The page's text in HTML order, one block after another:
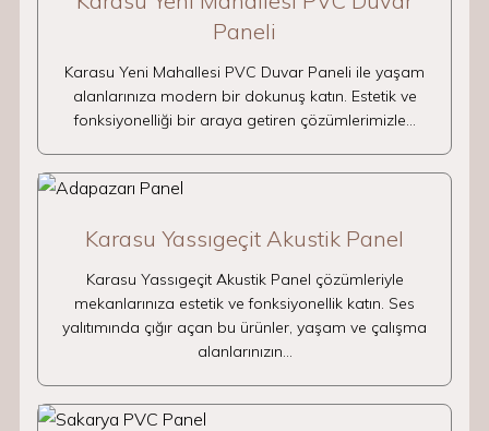
Paneli
Karasu Yeni Mahallesi PVC Duvar Paneli ile yaşam
alanlarınıza modern bir dokunuş katın. Estetik ve
fonksiyonelliği bir araya getiren çözümlerimizle…
Karasu Yassıgeçit Akustik Panel
Karasu Yassıgeçit Akustik Panel çözümleriyle
mekanlarınıza estetik ve fonksiyonellik katın. Ses
yalıtımında çığır açan bu ürünler, yaşam ve çalışma
alanlarınızın…